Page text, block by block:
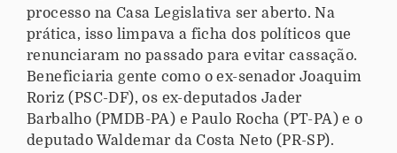
processo na Casa Legislativa ser aberto. Na
prática, isso limpava a ficha dos políticos que
renunciaram no passado para evitar cassação.
Beneficiaria gente como o ex-senador Joaquim
Roriz (PSC-DF), os ex-deputados Jader
Barbalho (PMDB-PA) e Paulo Rocha (PT-PA) e o
deputado Waldemar da Costa Neto (PR-SP).